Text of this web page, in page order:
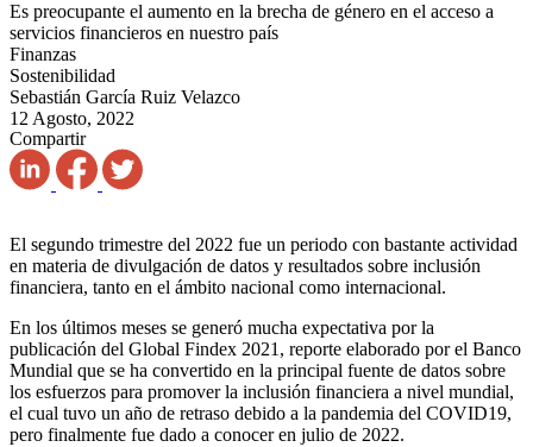
Es preocupante el aumento en la brecha de género en el acceso a
servicios financieros en nuestro país
Finanzas
Sostenibilidad
Sebastián García Ruiz Velazco
12 Agosto, 2022
Compartir
El segundo trimestre del 2022 fue un periodo con bastante actividad
en materia de divulgación de datos y resultados sobre inclusión
financiera, tanto en el ámbito nacional como internacional.
En los últimos meses se generó mucha expectativa por la
publicación del Global Findex 2021, reporte elaborado por el Banco
Mundial que se ha convertido en la principal fuente de datos sobre
los esfuerzos para promover la inclusión financiera a nivel mundial,
el cual tuvo un año de retraso debido a la pandemia del COVID19,
pero finalmente fue dado a conocer en julio de 2022.